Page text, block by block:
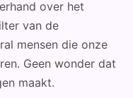
over het
van de
mensen die onze
Geen wonder dat
maakt.